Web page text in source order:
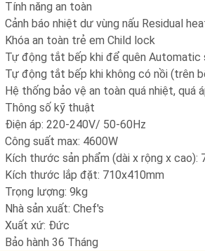
Tính năng an toàn
Cảnh báo nhiệt dư vùng nấu Residual
Khóa an toàn trẻ em Child lock
Tự động tắt bếp khi để quên Automatic
Tự động tắt bếp khi không có nồi (trên
Hệ thống bảo vệ an toàn quá nhiệt, quá
Thông số kỹ thuật
Điện áp: 220-240V/ 50-60Hz
Công suất max: 4600W
Kích thước sản phẩm (dài x rộng x cao):
Kích thước lắp đặt: 710x410mm
Trọng lượng: 9kg
Nhà sản xuất: Chef's
Xuất xứ: Đức
Bảo hành 36 Tháng